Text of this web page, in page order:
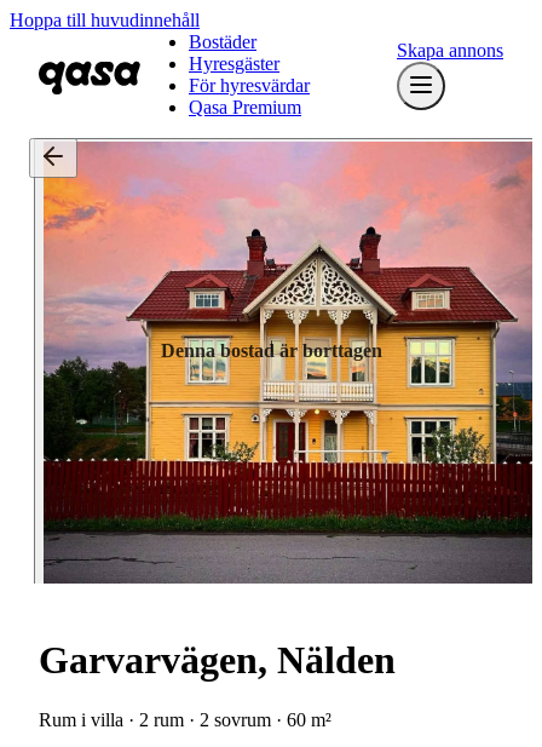
Hoppa till huvudinnehåll
Bostäder
Hyresgäster
För hyresvärdar
Qasa Premium
Skapa annons
Denna bostad är borttagen
Garvarvägen, Nälden
Rum i villa · 2 rum · 2 sovrum · 60 m²